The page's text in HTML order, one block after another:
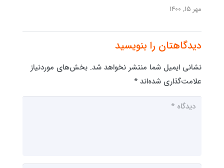
مهر ۱۵, ۱۴۰۰
دیدگاهتان را بنویسید
نشانی ایمیل شما منتشر نخواهد شد. بخش‌های موردنیاز
علامت‌گذاری شده‌اند *